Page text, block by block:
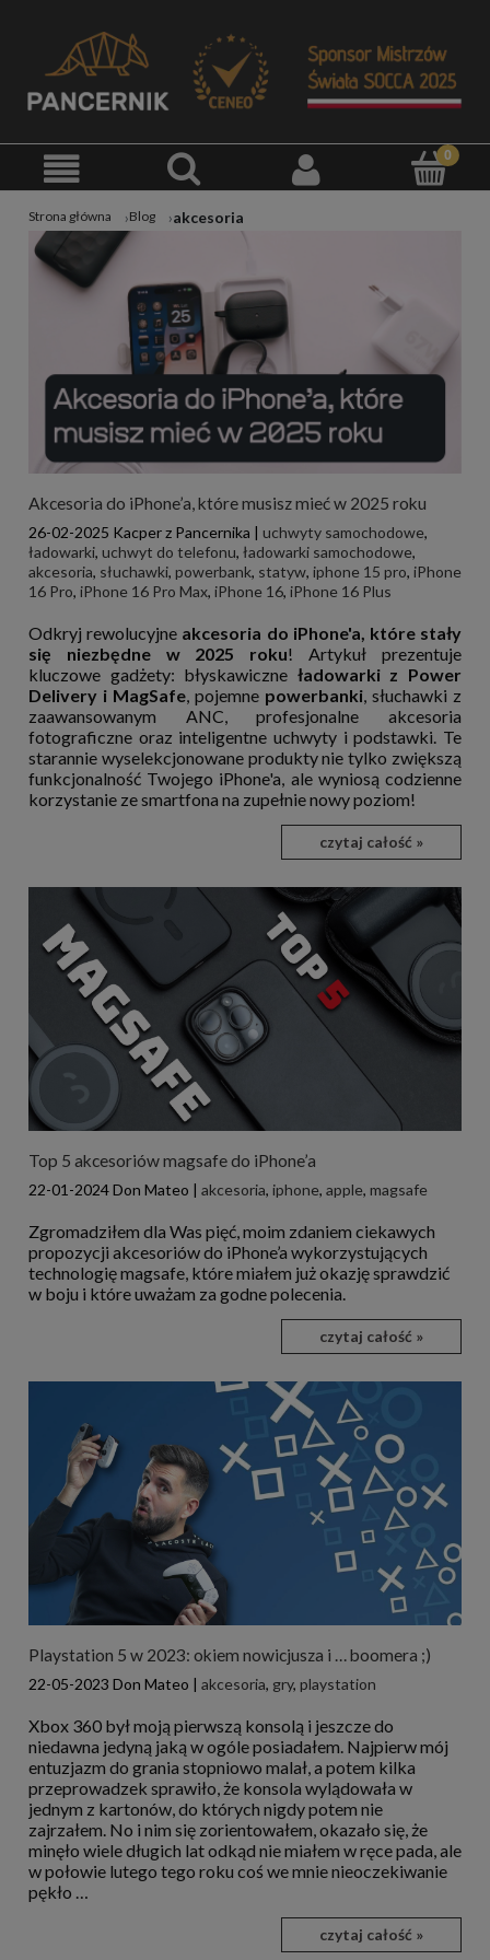
Strona główna Blog akcesoria
Akcesoria do iPhone’a, które musisz mieć w 2025 roku
26-02-2025 Kacper z Pancernika | uchwyty samochodowe,
ładowarki, uchwyt do telefonu, ładowarki samochodowe,
akcesoria, słuchawki, powerbank, statyw, iphone 15 pro, iPhone
16 Pro, iPhone 16 Pro Max, iPhone 16, iPhone 16 Plus
Odkryj rewolucyjne akcesoria do iPhone'a, które stały
się niezbędne w 2025 roku! Artykuł prezentuje
kluczowe gadżety: błyskawiczne ładowarki z Power
Delivery i MagSafe, pojemne powerbanki, słuchawki z
zaawansowanym ANC, profesjonalne akcesoria
fotograficzne oraz inteligentne uchwyty i podstawki. Te
starannie wyselekcjonowane produkty nie tylko zwiększą
funkcjonalność Twojego iPhone'a, ale wyniosą codzienne
korzystanie ze smartfona na zupełnie nowy poziom!
czytaj całość »
Top 5 akcesoriów magsafe do iPhone’a
22-01-2024Don Mateo | akcesoria, iphone, apple, magsafe
Zgromadziłem dla Was pięć, moim zdaniem ciekawych
propozycji akcesoriów do iPhone’a wykorzystujących
technologię magsafe, które miałem już okazję sprawdzić
w boju i które uważam za godne polecenia.
czytaj całość »
Playstation 5 w 2023: okiem nowicjusza i … boomera ;)
22-05-2023 Don Mateo | akcesoria, gry, playstation
Xbox 360 był moją pierwszą konsolą i jeszcze do
niedawna jedyną jaką w ogóle posiadałem. Najpierw mój
entuzjazm do grania stopniowo malał, a potem kilka
przeprowadzek sprawiło, że konsola wylądowała w
jednym z kartonów, do których nigdy potem nie
zajrzałem. No i nim się zorientowałem, okazało się, że
minęło wiele długich lat odkąd nie miałem w ręce pada, ale
w połowie lutego tego roku coś we mnie nieoczekiwanie
pękło …
czytaj całość »